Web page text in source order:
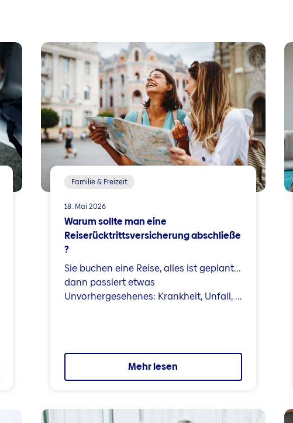
Familie & Freizeit
18. Mai 2026
Warum sollte man eine
Reiserücktrittsversicherung abschließe
?
Sie buchen eine Reise, alles ist geplant...
dann passiert etwas
Unvorhergesehenes: Krankheit, Unfall, ...
Mehr lesen